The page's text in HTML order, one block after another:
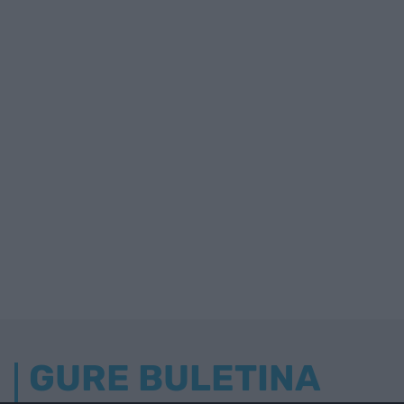
GURE BULETINA